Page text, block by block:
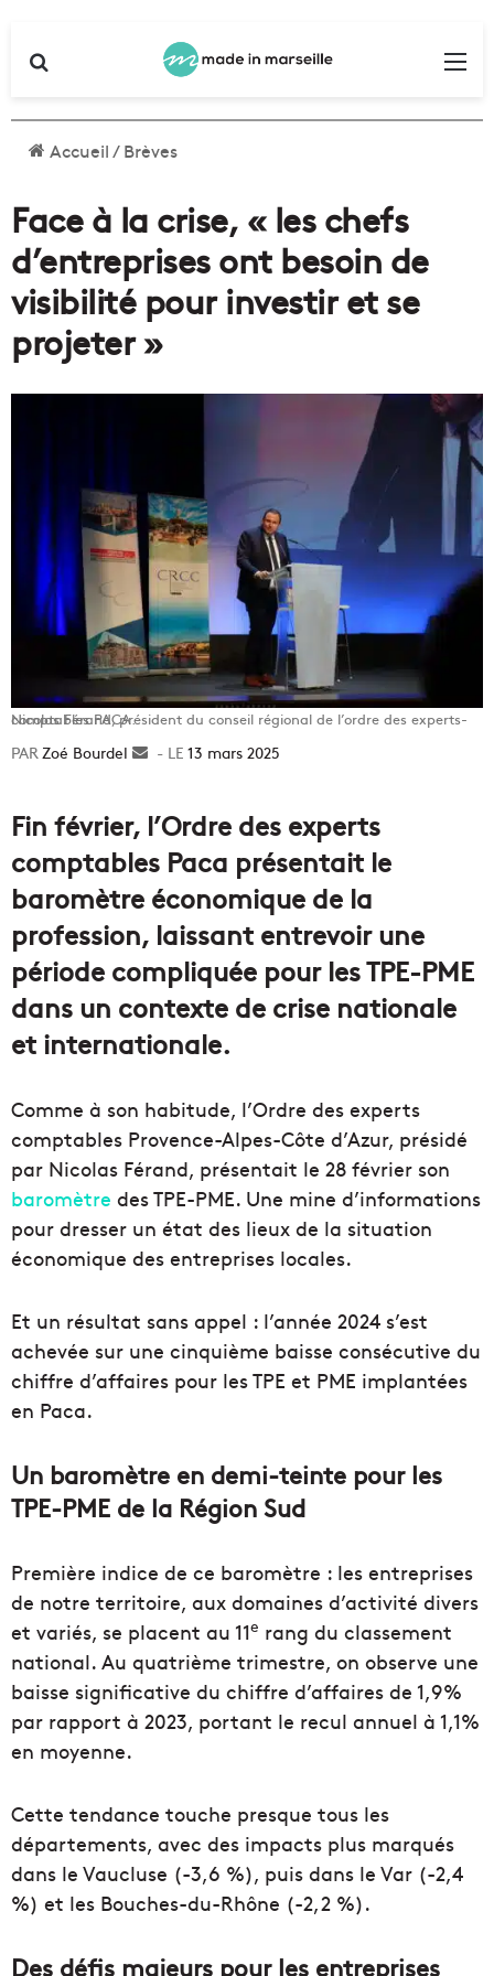
Accueil/Brèves
Face à la crise, « les chefs
d’entreprises ont besoin de
visibilité pour investir et se
projeter »
Nicolas Férand, président du conseil régional de l’ordre des experts-comptables PACA.
Zoé Bourdel
Envoyer13 mars 2025
Fin février, l’Ordre des experts
comptables Paca présentait le
baromètre économique de la
profession, laissant entrevoir une
période compliquée pour les TPE-PME
dans un contexte de crise nationale
et internationale.
Comme à son habitude, l’Ordre des experts
comptables Provence-Alpes-Côte d’Azur, présidé
par Nicolas Férand, présentait le 28 février son
baromètre des TPE-PME. Une mine d’informations
pour dresser un état des lieux de la situation
économique des entreprises locales.
Et un résultat sans appel : l’année 2024 s’est
achevée sur une cinquième baisse consécutive du
chiffre d’affaires pour les TPE et PME implantées
en Paca.
Un baromètre en demi-teinte pour les
TPE-PME de la Région Sud
Première indice de ce baromètre : les entreprises
de notre territoire, aux domaines d’activité divers
et variés, se placent au 11e rang du classement
national. Au quatrième trimestre, on observe une
baisse significative du chiffre d’affaires de 1,9%
par rapport à 2023, portant le recul annuel à 1,1%
en moyenne.
Cette tendance touche presque tous les
départements, avec des impacts plus marqués
dans le Vaucluse (-3,6 %), puis dans le Var (-2,4
%) et les Bouches-du-Rhône (-2,2 %).
Des défis majeurs pour les entreprises